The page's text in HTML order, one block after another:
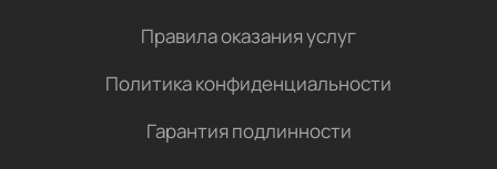
Правила оказания услуг
Политика конфиденциальности
Гарантия подлинности